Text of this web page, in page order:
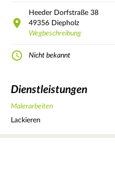
Heeder Dorfstraße 38
49356 Diepholz
Wegbeschreibung
Nicht bekannt
Dienstleistungen
Malerarbeiten
Lackieren